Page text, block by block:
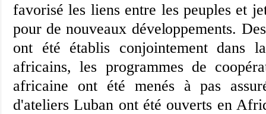
favorisé les liens entre les peuples et
pour de nouveaux développements.
ont été établis conjointement dans
africains, les programmes de
africaine ont été menés à pas
d'ateliers Luban ont été ouverts en